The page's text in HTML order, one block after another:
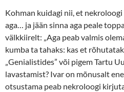
Kohman kuidagi nii, et
aga… ja jään sinna aga peale
välkkiirelt: „Aga peab valmis
kumba ta tahaks: kas et
„Genialistides” või pigem Tartu
lavastamist? Ivar on mõnusalt
otsustama peab nekroloogi